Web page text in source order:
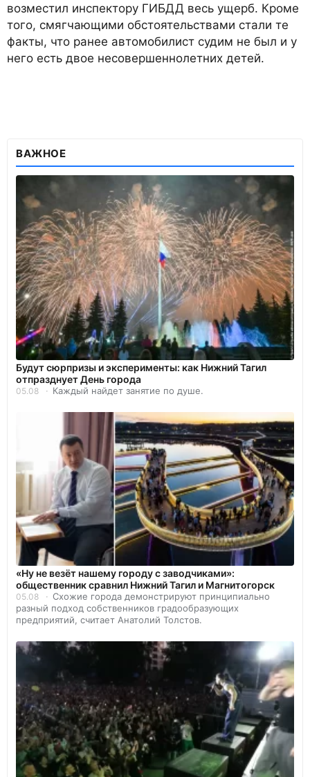
возместил инспектору ГИБДД весь ущерб. Кроме
того, смягчающими обстоятельствами стали те
факты, что ранее автомобилист судим не был и у
него есть двое несовершеннолетних детей.
ВАЖНОЕ
Будут сюрпризы и эксперименты: как Нижний Тагил
отпразднует День города
05.08 Каждый найдет занятие по душе.
«Ну не везёт нашему городу с заводчиками»:
общественник сравнил Нижний Тагил и Магнитогорск
05.08
Схожие города демонстрируют принципиально
разный подход собственников градообразующих
предприятий, считает Анатолий Толстов.